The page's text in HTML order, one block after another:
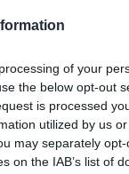
of your
the below opt-out
is processed
utilized by us
may separately
on the IAB’s list of
dintr-o
persoane
militar
Nord-